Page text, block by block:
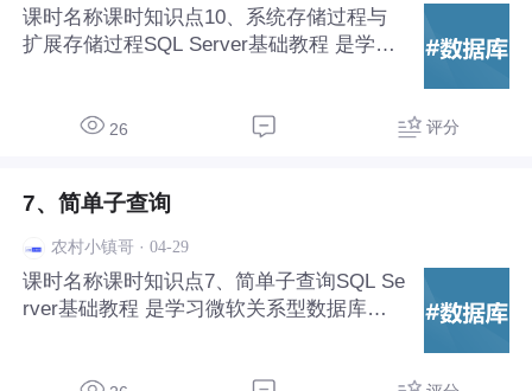
课时名称课时知识点10、系统存储过程与
扩展存储过程SQL Server基础教程‌ 是学习
者掌握数据存储、查询与管理的核心技能。
26 评分
7、简单子查询
农村小镇哥 · 04-29
课时名称课时知识点7、简单子查询SQL Se
rver基础教程‌ 是学习微软关系型数据库管